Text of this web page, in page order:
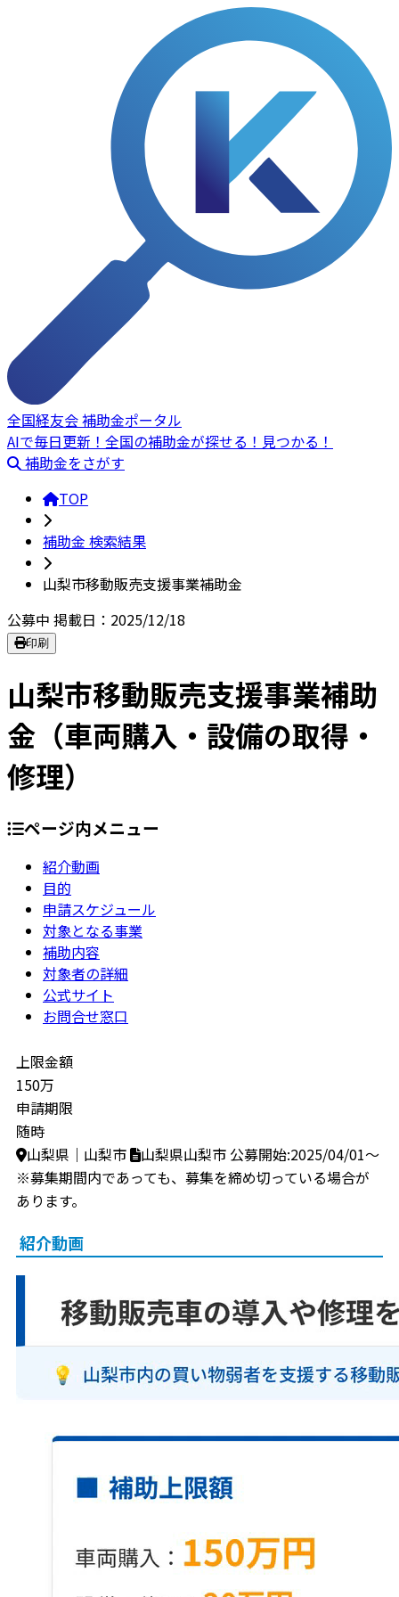
全国経友会 補助金ポータル
AIで毎日更新！全国の補助金が探せる！見つかる！
補助金をさがす
TOP
補助金 検索結果
山梨市移動販売支援事業補助金
公募中 掲載日：2025/12/18
印刷
山梨市移動販売支援事業補助
金（車両購入・設備の取得・
修理）
ページ内メニュー
紹介動画
目的
申請スケジュール
対象となる事業
補助内容
対象者の詳細
公式サイト
お問合せ窓口
上限金額
150万
申請期限
随時
山梨県｜山梨市
山梨県山梨市 公募開始:2025/04/01～
※募集期間内であっても、募集を締め切っている場合が
あります。
紹介動画